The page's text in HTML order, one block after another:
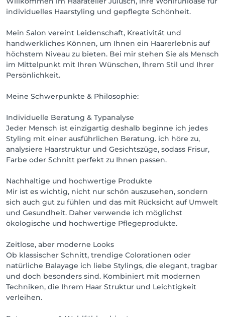
individuelles Haarstyling und gepflegte Schönheit.
Mein Salon vereint Leidenschaft, Kreativität und
handwerkliches Können, um Ihnen ein Haarerlebnis auf
höchstem Niveau zu bieten. Bei mir stehen Sie als Mensch
im Mittelpunkt mit Ihren Wünschen, Ihrem Stil und Ihrer
Persönlichkeit.
Meine Schwerpunkte & Philosophie:
Individuelle Beratung & Typanalyse
Jeder Mensch ist einzigartig deshalb beginne ich jedes
Styling mit einer ausführlichen Beratung. ich höre zu,
analysiere Haarstruktur und Gesichtszüge, sodass Frisur,
Farbe oder Schnitt perfekt zu Ihnen passen.
Nachhaltige und hochwertige Produkte
Mir ist es wichtig, nicht nur schön auszusehen, sondern
sich auch gut zu fühlen und das mit Rücksicht auf Umwelt
und Gesundheit. Daher verwende ich möglichst
ökologische und hochwertige Pflegeprodukte.
Zeitlose, aber moderne Looks
Ob klassischer Schnitt, trendige Colorationen oder
natürliche Balayage ich liebe Stylings, die elegant, tragbar
und doch besonders sind. Kombiniert mit modernen
Techniken, die Ihrem Haar Struktur und Leichtigkeit
verleihen.